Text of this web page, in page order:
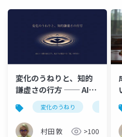
変化のうねりと、知的
謙虚さの行方 ── AIと
いう鏡の前に立ち、私
たちが選ぶべき「凪」
の佇まい
変化のうねり 知的謙
村田 敦 >100